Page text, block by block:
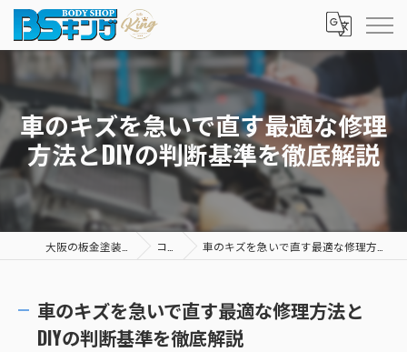
車のキズを急いで直す最適な修理
方法とDIYの判断基準を徹底解説
コラム 車のキズを急いで直す最適な修理方法とDIYの判断基準を徹底解説
車のキズを急いで直す最適な修理方法と
DIYの判断基準を徹底解説